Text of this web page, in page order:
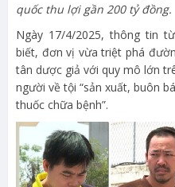
quốc thu lợi gần 200 tỷ đồng.
Ngày 17/4/2025, thông tin
biết, đơn vị vừa triệt phá
tân dược giả với quy mô lớn
người về tội “sản xuất, buôn
thuốc chữa bệnh”.